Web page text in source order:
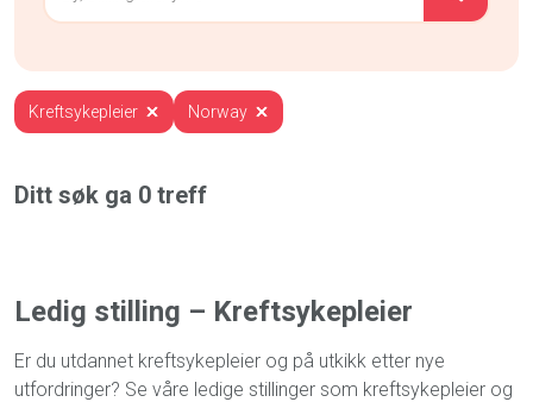
Kreftsykepleier Norway
Ditt søk ga 0 treff
Ledig stilling – Kreftsykepleier
Er du utdannet kreftsykepleier og på utkikk etter nye
utfordringer? Se våre ledige stillinger som kreftsykepleier og